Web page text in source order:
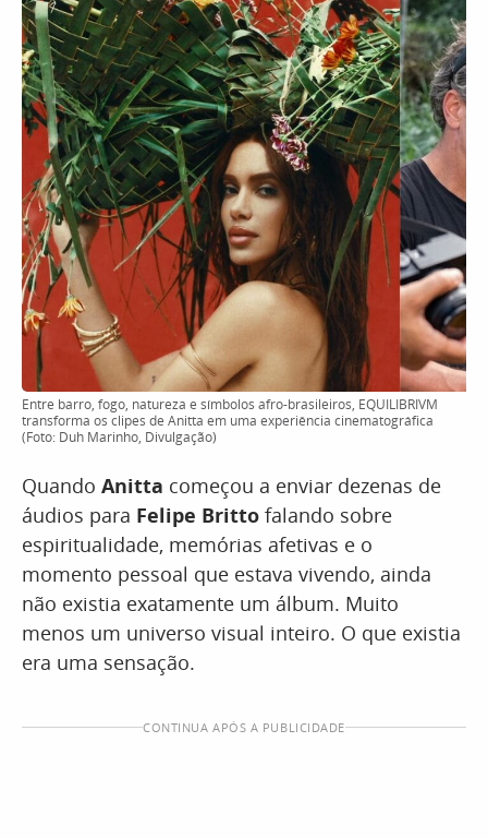
Entre barro, fogo, natureza e símbolos afro-brasileiros, EQUILIBRIVM
transforma os clipes de Anitta em uma experiência cinematográfica
(Foto: Duh Marinho, Divulgação)
Quando Anitta começou a enviar dezenas de
áudios para Felipe Britto falando sobre
espiritualidade, memórias afetivas e o
momento pessoal que estava vivendo, ainda
não existia exatamente um álbum. Muito
menos um universo visual inteiro. O que existia
era uma sensação.
CONTINUA APÓS A PUBLICIDADE